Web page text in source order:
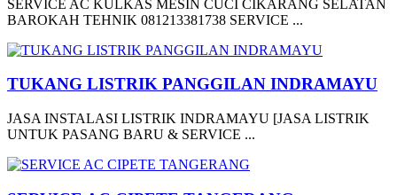
SERVICE AC KULKAS MESIN CUCI CIKARANG SELATAN
BAROKAH TEHNIK 081213381738 SERVICE ...
TUKANG LISTRIK PANGGILAN INDRAMAYU
JASA INSTALASI LISTRIK INDRAMAYU [JASA LISTRIK
UNTUK PASANG BARU & SERVICE ...